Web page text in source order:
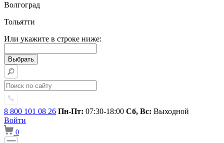
Волгоград
Тольятти
Или укажите в строке ниже:
8 800 101 08 26 Пн-Пт: 07:30-18:00 Сб, Вс: Выходной
Войти
0